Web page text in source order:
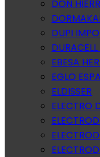
DON
DUPI
EBESA
EGLO
ELDISSER
ELECTRO